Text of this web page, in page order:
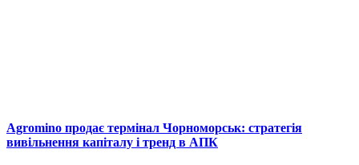
Agromino продає термінал Чорноморськ: стратегія
вивільнення капіталу і тренд в АПК